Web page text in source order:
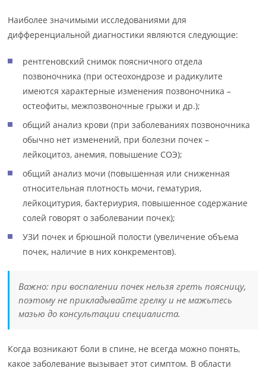
Наиболее значимыми исследованиями для
дифференциальной диагностики являются следующие:
рентгеновский снимок поясничного отдела
позвоночника (при остеохондрозе и радикулите
имеются характерные изменения позвоночника –
остеофиты, межпозвоночные грыжи и др.);
общий анализ крови (при заболеваниях позвоночника
обычно нет изменений, при болезни почек –
лейкоцитоз, анемия, повышение СОЭ);
общий анализ мочи (повышенная или сниженная
относительная плотность мочи, гематурия,
лейкоцитурия, бактериурия, повышенное содержание
солей говорят о заболевании почек);
УЗИ почек и брюшной полости (увеличение объема
почек, наличие в них конкрементов).
Важно: при воспалении почек нельзя греть поясницу,
поэтому не прикладывайте грелку и не мажьтесь
мазью до консультации специалиста.
Когда возникают боли в спине, не всегда можно понять,
какое заболевание вызывает этот симптом. В области